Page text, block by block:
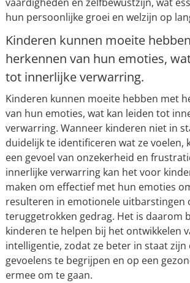
hun persoonlijke groei en welzijn op
Kinderen kunnen moeite
herkennen van hun emoties,
tot innerlijke verwarring.
Kinderen kunnen moeite hebben met
van hun emoties, wat kan leiden tot
verwarring. Wanneer kinderen niet in
duidelijk te identificeren wat ze voelen,
een gevoel van onzekerheid en
innerlijke verwarring kan het voor
maken om effectief met hun emoties
resulteren in emotionele uitbarstingen
teruggetrokken gedrag. Het is daarom
kinderen te helpen bij het ontwikkelen
intelligentie, zodat ze beter in staat zijn
gevoelens te begrijpen en op een
ermee om te gaan.